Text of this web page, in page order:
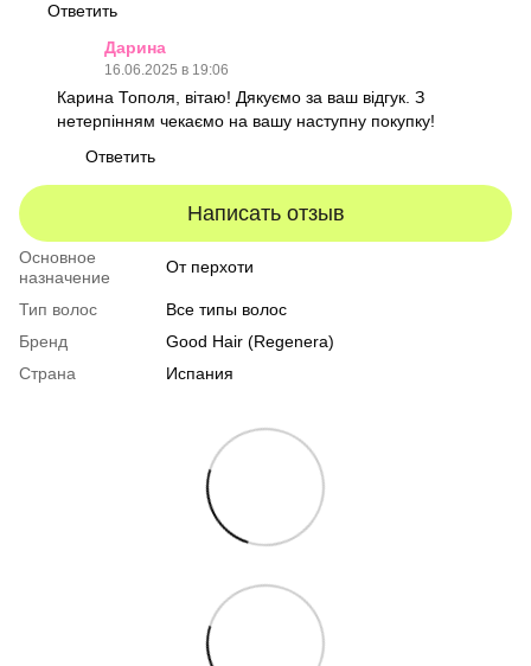
Ответить
Дарина
16.06.2025 в 19:06
Карина Тополя, вітаю! Дякуємо за ваш відгук. З
нетерпінням чекаємо на вашу наступну покупку!
Ответить
Написать отзыв
Основное
назначение
От перхоти
Тип волос
Все типы волос
Бренд
Good Hair (Regenera)
Страна
Испания